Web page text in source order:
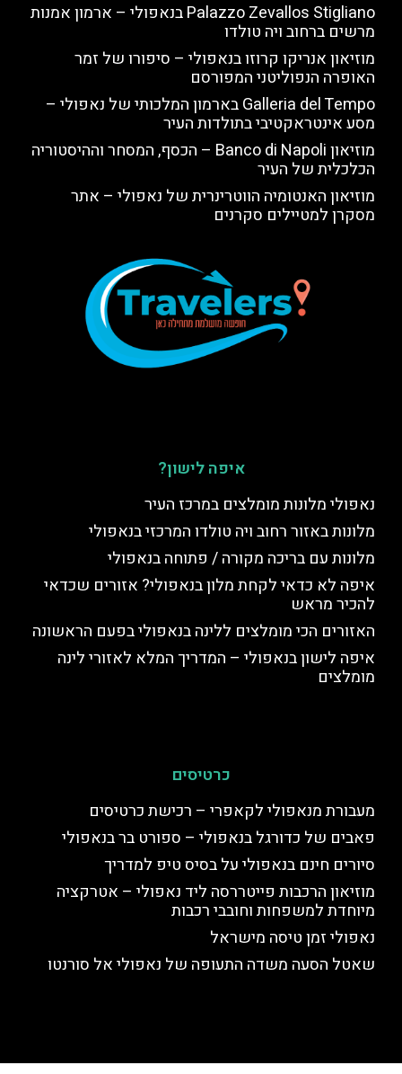
Palazzo Zevallos Stigliano בנאפולי – ארמון אמנות
מרשים ברחוב ויה טולדו
מוזיאון אנריקו קרוזו בנאפולי – סיפורו של זמר
האופרה הנפוליטני המפורסם
Galleria del Tempo בארמון המלכותי של נאפולי –
מסע אינטראקטיבי בתולדות העיר
מוזיאון Banco di Napoli – הכסף, המסחר וההיסטוריה
הכלכלית של העיר
מוזיאון האנטומיה הווטרינרית של נאפולי – אתר
מסקרן למטיילים סקרנים
איפה לישון?
נאפולי מלונות מומלצים במרכז העיר
מלונות באזור רחוב ויה טולדו המרכזי בנאפולי
מלונות עם בריכה מקורה / פתוחה בנאפולי
איפה לא כדאי לקחת מלון בנאפולי? אזורים שכדאי
להכיר מראש
האזורים הכי מומלצים ללינה בנאפולי בפעם הראשונה
איפה לישון בנאפולי – המדריך המלא לאזורי לינה
מומלצים
כרטיסים
מעבורת מנאפולי לקאפרי – רכישת כרטיסים
פאבים של כדורגל בנאפולי – ספורט בר בנאפולי
סיורים חינם בנאפולי על בסיס טיפ למדריך
מוזיאון הרכבות פייטררסה ליד נאפולי – אטרקציה
מיוחדת למשפחות וחובבי רכבות
נאפולי זמן טיסה מישראל
שאטל הסעה משדה התעופה של נאפולי אל סורנטו